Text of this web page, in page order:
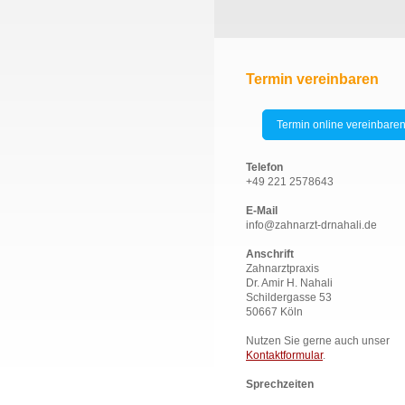
Termin vereinbaren
Termin online vereinbaren
Telefon
+49 221 2578643
E-Mail
info@zahnarzt-drnahali.de
Anschrift
Zahnarztpraxis
Dr. Amir H. Nahali
Schildergasse 53
50667 Köln
Nutzen Sie gerne auch unser
Kontaktformular.
Sprechzeiten